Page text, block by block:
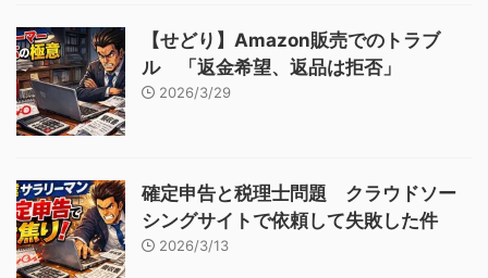
【せどり】Amazon販売でのトラブ
ル 「返金希望、返品は拒否」
2026/3/29
確定申告と税理士問題 クラウドソー
シングサイトで依頼して失敗した件
2026/3/13